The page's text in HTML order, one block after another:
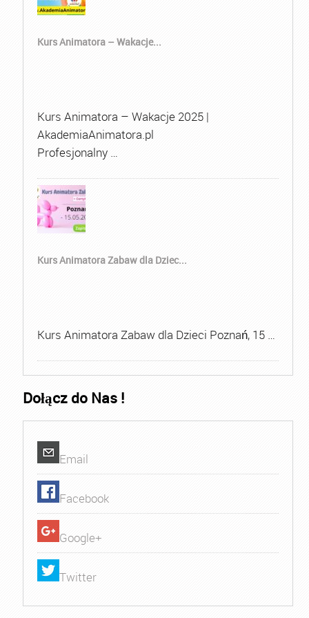
Kurs Animatora – Wakacje...
Kurs Animatora – Wakacje 2025 |
AkademiaAnimatora.pl
Profesjonalny …
Kurs Animatora Zabaw dla Dziec...
Kurs Animatora Zabaw dla Dzieci Poznań, 15 …
Dołącz do Nas !
Email
Facebook
Google+
Twitter